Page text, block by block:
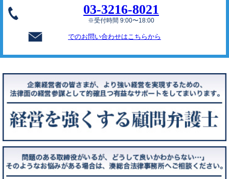
03-3216-8021
※受付時間 9:00〜18:00
でのお問い合わせはこちらから